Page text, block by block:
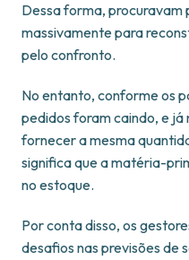
Dessa forma, procuravam
massivamente para
pelo confronto.
No entanto, conforme os
pedidos foram caindo, e já
fornecer a mesma
significa que a matéria-
no estoque.
Por conta disso, os
desafios nas previsões de